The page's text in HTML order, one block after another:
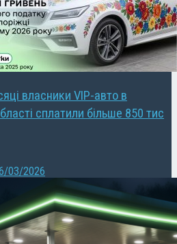
власники VIP-авто в
сплатили більше 850 тис
03/2026